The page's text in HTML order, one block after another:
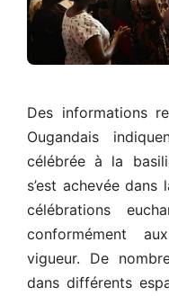
Des informations
Ougandais
célébrée à la
s’est achevée dans
célébrations
conformément
vigueur. De
dans différents